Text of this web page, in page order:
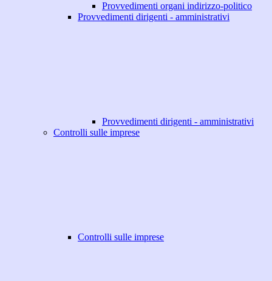
Provvedimenti organi indirizzo-politico
Provvedimenti dirigenti - amministrativi
Provvedimenti dirigenti - amministrativi
Controlli sulle imprese
Controlli sulle imprese